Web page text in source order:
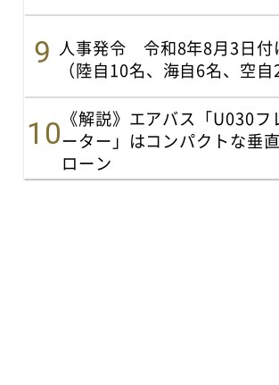
人事発令 令和8年8月3日付
（陸自10名、海自6名、空自
《解説》エアバス「U030フ
ーター」はコンパクトな垂
ローン